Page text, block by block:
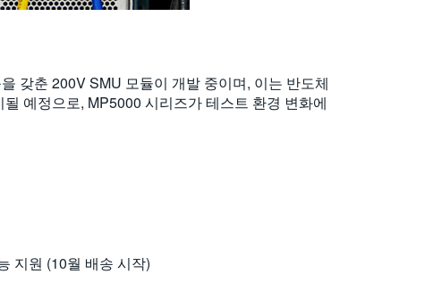
갖춘 200V SMU 모듈이 개발 중이며, 이는 반도체
예정으로, MP5000 시리즈가 테스트 환경 변화에
지원 (10월 배송 시작)